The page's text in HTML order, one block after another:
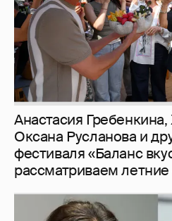
И снова невеста 357